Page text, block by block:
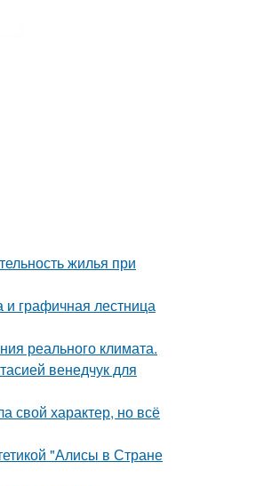
жилья при
и графичная лестница
реального климата.
венедчук для
свой характер, но всё
"Алисы в Стране